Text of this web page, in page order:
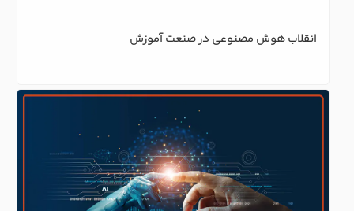
انقلاب هوش مصنوعی در صنعت آموزش